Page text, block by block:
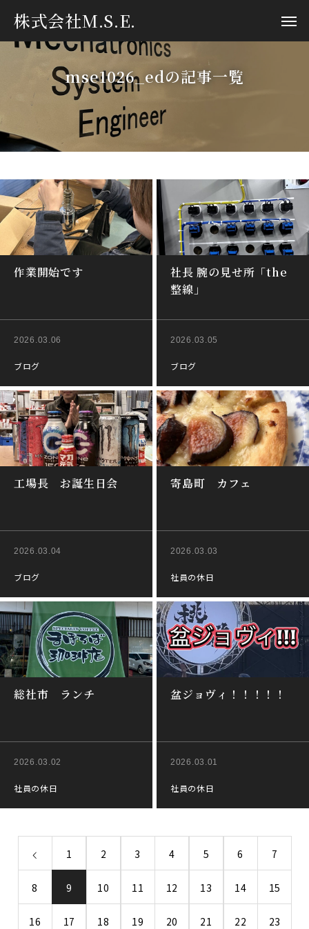
株式会社M.S.E.
mse1026_edの記事一覧
作業開始です
2026.03.06
ブログ
社長 腕の見せ所「the
整線」
2026.03.05
ブログ
工場長 お誕生日会
2026.03.04
ブログ
寄島町 カフェ
2026.03.03
社員の休日
総社市 ランチ
2026.03.02
社員の休日
盆ジョヴィ！！！！！
2026.03.01
社員の休日
1 2 3 4 5 6 7
8 9 10 11 12 13 14 15
16 17 18 19 20 21 22 23